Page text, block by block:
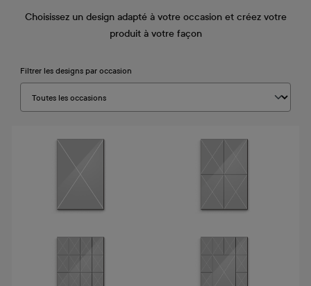
Choisissez un design adapté à votre occasion et créez votre
produit à votre façon
Filtrer les designs par occasion